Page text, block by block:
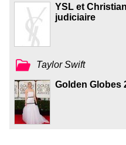
YSL et
judiciaire
Taylor Swift
Golden Globes